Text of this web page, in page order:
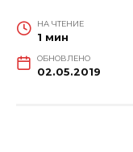
НА ЧТЕНИЕ
1 мин
ОБНОВЛЕНО
02.05.2019